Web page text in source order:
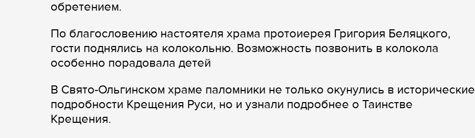
обретением.
По благословению настоятеля храма протоиерея Григория Беляцкого,
гости поднялись на колокольню. Возможность позвонить в колокола
особенно порадовала детей
В Свято-Ольгинском храме паломники не только окунулись в исторические
подробности Крещения Руси, но и узнали подробнее о Таинстве
Крещения.